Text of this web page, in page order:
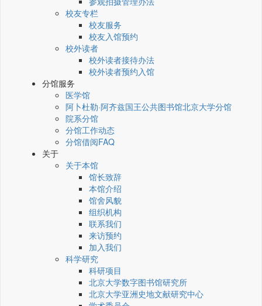
校友专栏
校友服务
校友入馆预约
校外读者
校外读者接待办法
校外读者预约入馆
分馆服务
医学馆
阿卜杜勒·阿齐兹国王公共图书馆北京大学分馆
院系分馆
分馆工作动态
分馆借阅FAQ
关于
关于本馆
馆长致辞
本馆介绍
馆舍风貌
组织机构
联系我们
来访预约
加入我们
科学研究
科研项目
北京大学数字图书馆研究所
北京大学亚洲史地文献研究中心